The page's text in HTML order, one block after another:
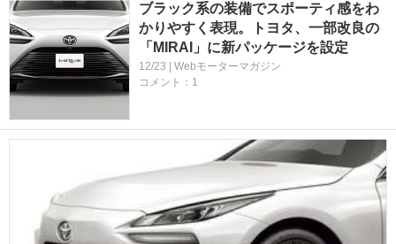
ブラック系の装備でスポーティ感をわ
かりやすく表現。トヨタ、一部改良の
「MIRAI」に新パッケージを設定
12/23 | Webモーターマガジン
コメント：1